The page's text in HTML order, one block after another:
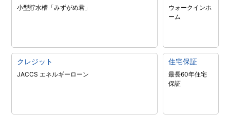
小型貯水槽「みずがめ君」
ウォークインホ
ーム
クレジット
JACCS エネルギーローン
住宅保証
最長60年住宅
保証